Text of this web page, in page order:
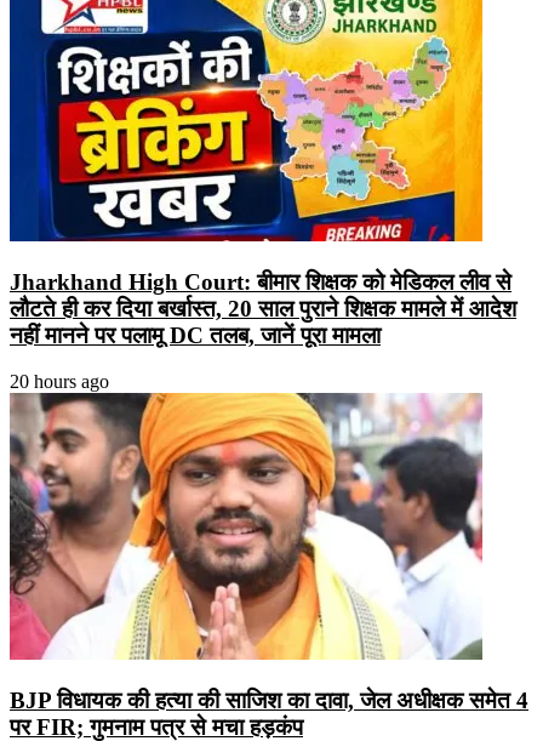
Jharkhand High Court: बीमार शिक्षक को मेडिकल लीव से
लौटते ही कर दिया बर्खास्त, 20 साल पुराने शिक्षक मामले में आदेश
नहीं मानने पर पलामू DC तलब, जानें पूरा मामला
20 hours ago
BJP विधायक की हत्या की साजिश का दावा, जेल अधीक्षक समेत 4
पर FIR; गुमनाम पत्र से मचा हड़कंप